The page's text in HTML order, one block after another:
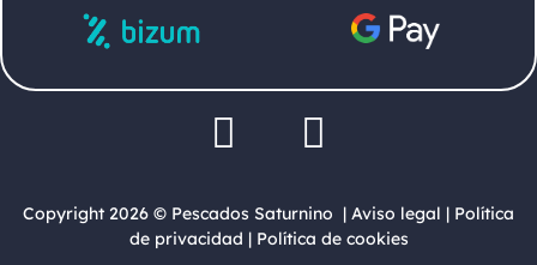
Copyright 2026 © Pescados Saturnino | Aviso legal | Política
de privacidad | Política de cookies